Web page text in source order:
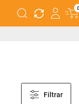
Filtrar